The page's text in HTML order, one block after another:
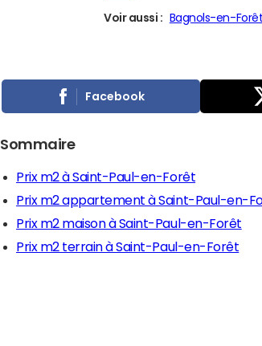
Voir aussi : Bagnols-en-Forêt
Facebook
Sommaire
Prix m2 à Saint-Paul-en-Forêt
Prix m2 appartement à Saint-Paul-en-
Prix m2 maison à Saint-Paul-en-Forêt
Prix m2 terrain à Saint-Paul-en-Forêt